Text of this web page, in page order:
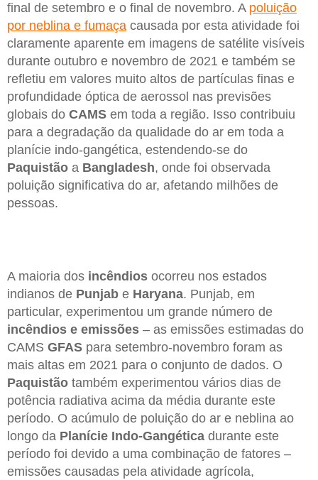
final de setembro e o final de novembro. A poluição
por neblina e fumaça causada por esta atividade foi
claramente aparente em imagens de satélite visíveis
durante outubro e novembro de 2021 e também se
refletiu em valores muito altos de partículas finas e
profundidade óptica de aerossol nas previsões
globais do CAMS em toda a região. Isso contribuiu
para a degradação da qualidade do ar em toda a
planície indo-gangética, estendendo-se do
Paquistão a Bangladesh, onde foi observada
poluição significativa do ar, afetando milhões de
pessoas.
A maioria dos incêndios ocorreu nos estados
indianos de Punjab e Haryana. Punjab, em
particular, experimentou um grande número de
incêndios e emissões – as emissões estimadas do
CAMS GFAS para setembro-novembro foram as
mais altas em 2021 para o conjunto de dados. O
Paquistão também experimentou vários dias de
potência radiativa acima da média durante este
período. O acúmulo de poluição do ar e neblina ao
longo da Planície Indo-Gangética durante este
período foi devido a uma combinação de fatores –
emissões causadas pela atividade agrícola,